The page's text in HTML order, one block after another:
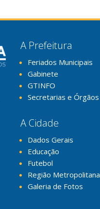
A Prefeitura
Feriados Municipais
Gabinete
GTINFO
Secretarias e Órgãos
A Cidade
Dados Gerais
Educação
Futebol
Região Metropolitana
Galeria de Fotos